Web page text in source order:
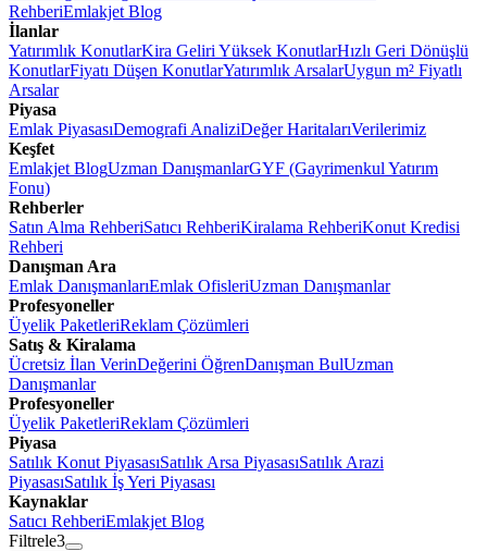
RehberiEmlakjet Blog
İlanlar
Yatırımlık KonutlarKira Geliri Yüksek KonutlarHızlı Geri Dönüşlü
KonutlarFiyatı Düşen KonutlarYatırımlık ArsalarUygun m² Fiyatlı
Arsalar
Piyasa
Emlak PiyasasıDemografi AnaliziDeğer HaritalarıVerilerimiz
Keşfet
Emlakjet BlogUzman DanışmanlarGYF (Gayrimenkul Yatırım
Fonu)
Rehberler
Satın Alma RehberiSatıcı RehberiKiralama RehberiKonut Kredisi
Rehberi
Danışman Ara
Emlak DanışmanlarıEmlak OfisleriUzman Danışmanlar
Profesyoneller
Üyelik PaketleriReklam Çözümleri
Satış & Kiralama
Ücretsiz İlan VerinDeğerini ÖğrenDanışman BulUzman
Danışmanlar
Profesyoneller
Üyelik PaketleriReklam Çözümleri
Piyasa
Satılık Konut PiyasasıSatılık Arsa PiyasasıSatılık Arazi
PiyasasıSatılık İş Yeri Piyasası
Kaynaklar
Satıcı RehberiEmlakjet Blog
Filtrele3